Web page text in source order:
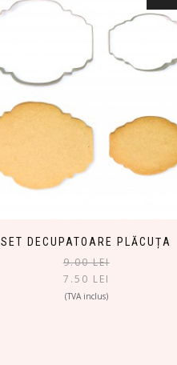
SET DECUPATOARE PLĂCUȚA
9.00LEI
7.50 LEI
(TVA inclus)